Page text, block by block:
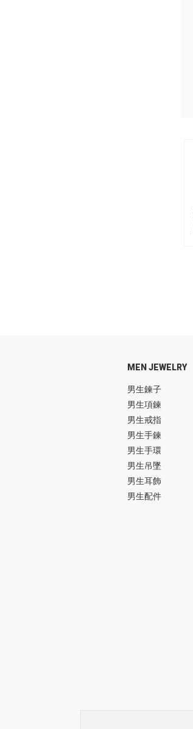
MEN JEWELRY
男生鍊子
男生項鍊
男生戒指
男生手鍊
男生手環
男生吊墜
男生耳飾
男生配件